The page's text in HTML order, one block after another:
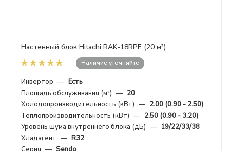
Настенный блок Hitachi RAK-18RPE (20 м²)
Наличие уточняйте
Инвертор — Есть
Площадь обслуживания (м²) — 20
Холодопроизводительность (кВт) — 2.00 (0.90 - 2.50)
Теплопроизводительность (кВт) — 2.50 (0.90 - 3.20)
Уровень шума внутреннего блока (дБ) — 19/22/33/38
Хладагент — R32